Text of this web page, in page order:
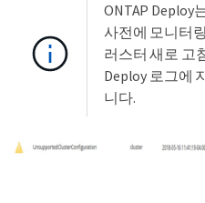
ONTAP Deploy
사전에 모니터
러스터 새로 고
Deploy 로그에
니다.